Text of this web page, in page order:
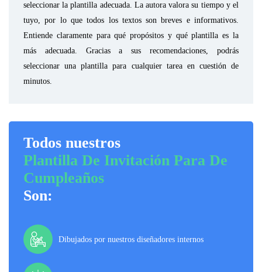
seleccionar la plantilla adecuada. La autora valora su tiempo y el
tuyo, por lo que todos los textos son breves e informativos.
Entiende claramente para qué propósitos y qué plantilla es la
más adecuada. Gracias a sus recomendaciones, podrás
seleccionar una plantilla para cualquier tarea en cuestión de
minutos.
Todos nuestros
Plantilla De Invitación Para De
Cumpleaños
Son:
Dibujados por nuestros diseñadores internos